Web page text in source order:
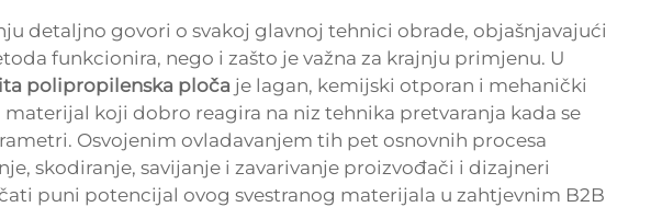
detaljno govori o svakoj glavnoj tehnici obrade, objašnjavajući
funkcionira, nego i zašto je važna za krajnju primjenu. U
polipropilenska ploča je lagan, kemijski otporan i mehanički
koji dobro reagira na niz tehnika pretvaranja kada se
Osvojenim ovladavanjem tih pet osnovnih procesa
skodiranje, savijanje i zavarivanje proizvođači i dizajneri
puni potencijal ovog svestranog materijala u zahtjevnim B2B